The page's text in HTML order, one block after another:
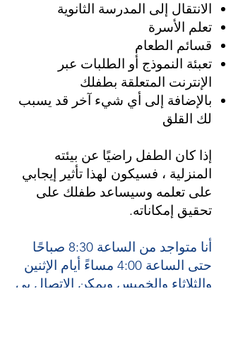
الانتقال إلى المدرسة الثانوية
تعلم الأسرة
قسائم الطعام
تعبئة النموذج أو الطلبات عبر
الإنترنت المتعلقة بطفلك
بالإضافة إلى أي شيء آخر قد يسبب
لك القلق
إذا كان الطفل راضيًا عن بيئته
المنزلية ، فسيكون لهذا تأثير إيجابي
على تعلمه وسيساعد طفلك على
تحقيق إمكاناته.
أنا متواجد من الساعة 8:30 صباحًا
حتى الساعة 4:00 مساءً أيام الإثنين
والثلاثاء والخميس ويمكن الاتصال بي